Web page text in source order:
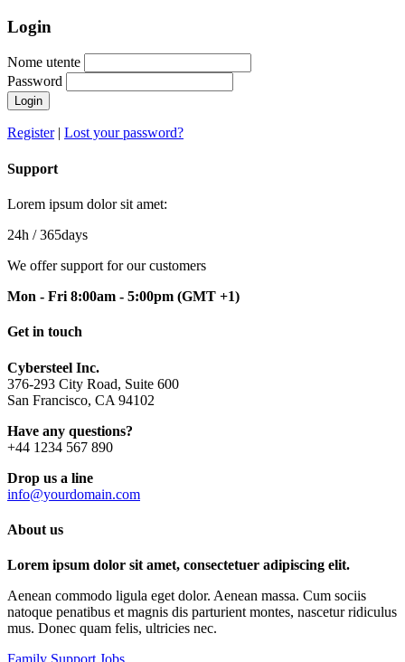
Login
Nome utente
Password
Login
Register| Lost your password?
Support
Lorem ipsum dolor sit amet:
24h / 365days
We offer support for our customers
Mon - Fri 8:00am - 5:00pm (GMT +1)
Get in touch
Cybersteel Inc.
376-293 City Road, Suite 600
San Francisco, CA 94102
Have any questions?
+44 1234 567 890
Drop us a line
info@yourdomain.com
About us
Lorem ipsum dolor sit amet, consectetuer adipiscing elit.
Aenean commodo ligula eget dolor. Aenean massa. Cum sociis
natoque penatibus et magnis dis parturient montes, nascetur ridiculus
mus. Donec quam felis, ultricies nec.
Family Support Jobs